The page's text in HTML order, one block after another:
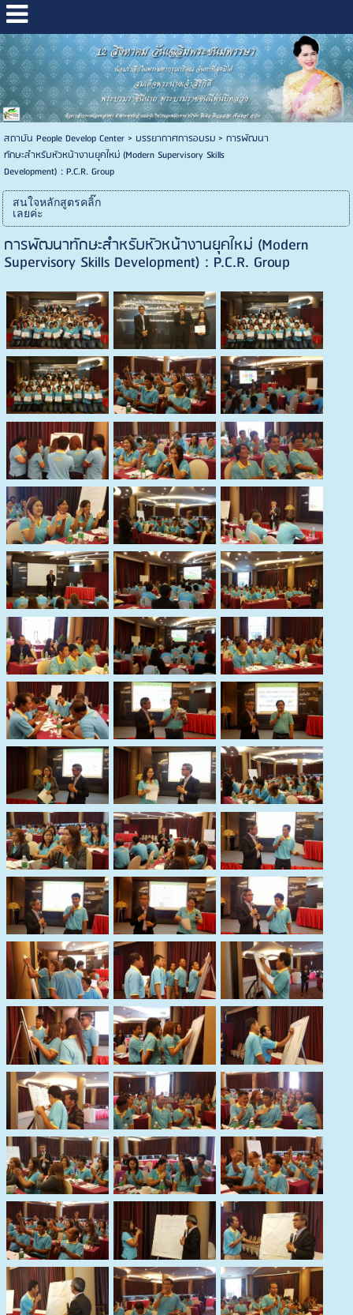
สถาบัน People Develop Center> บรรยากาศการอบรม> การพัฒนา
ทักษะสำหรับหัวหน้างานยุคใหม่ (Modern Supervisory Skills
Development) : P.C.R. Group
สนใจหลักสูตรคลิ๊ก
เลยค่ะ
การพัฒนาทักษะสำหรับหัวหน้างานยุคใหม่ (Modern
Supervisory Skills Development) : P.C.R. Group